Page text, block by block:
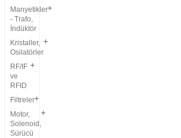
Manyetikler
- Trafo,
İndüktör
Kristaller,
Osilatörler
RF/IF
ve
RFID
Filtreler
Motor,
Solenoid,
Sürücü